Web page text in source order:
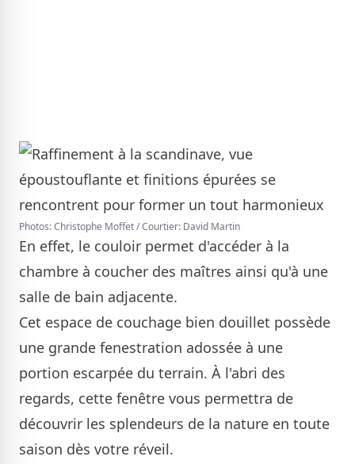
Photos: Christophe Moffet / Courtier: David Martin
En effet, le couloir permet d'accéder à la
chambre à coucher des maîtres ainsi qu'à une
salle de bain adjacente.
Cet espace de couchage bien douillet possède
une grande fenestration adossée à une
portion escarpée du terrain. À l'abri des
regards, cette fenêtre vous permettra de
découvrir les splendeurs de la nature en toute
saison dès votre réveil.